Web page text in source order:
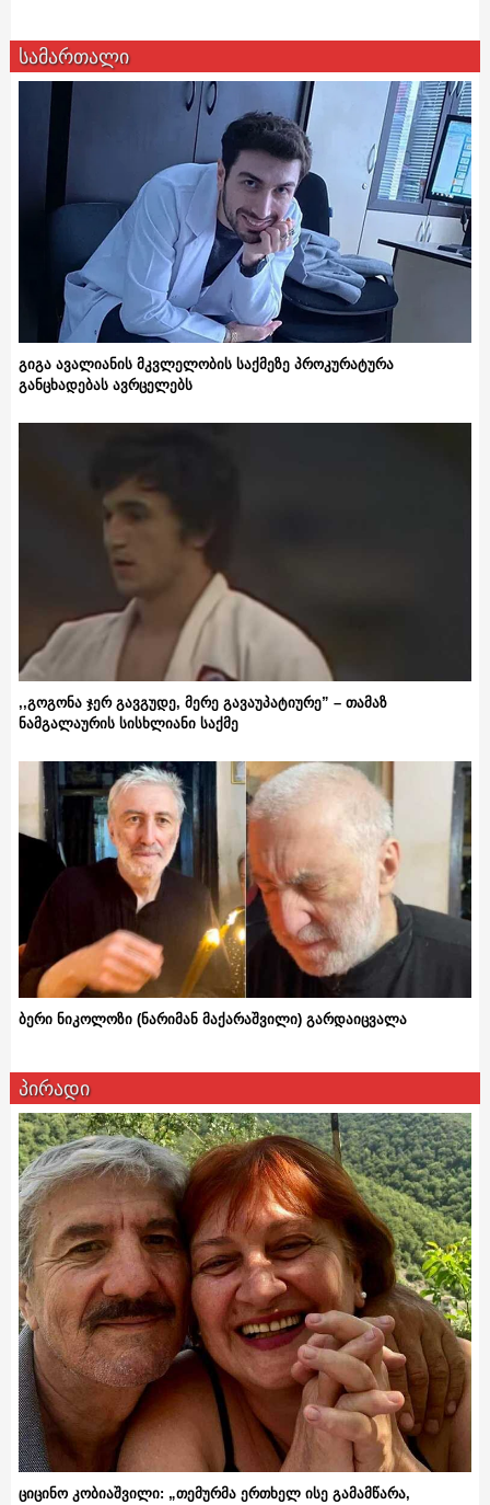
სამართალი
გიგა ავალიანის მკვლელობის საქმეზე პროკურატურა
განცხადებას ავრცელებს
,,გოგონა ჯერ გავგუდე, მერე გავაუპატიურე” – თამაზ
ნამგალაურის სისხლიანი საქმე
ბერი ნიკოლოზი (ნარიმან მაქარაშვილი) გარდაიცვალა
პირადი
ციცინო კობიაშვილი: „თემურმა ერთხელ ისე გამამწარა,